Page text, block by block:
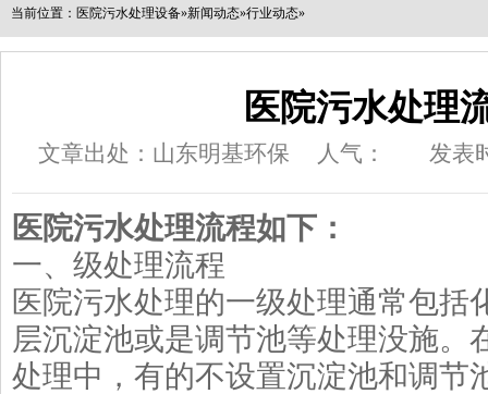
当前位置： 医院污水处理设备»新闻动态»行业动态»
医院污水处理
文章出处：山东明基环保 人气： 发表
医院污水处理流程如下：
一、级处理流程
医院污水处理的一级处理通常包括
层沉淀池或是调节池等处理没施。
处理中，有的不设置沉淀池和调节